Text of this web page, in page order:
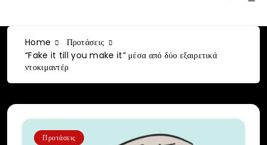
Home
Προτάσεις
“Fake it till you make it” μέσα από δύο εξαιρετικά
ντοκιμαντέρ
Προτάσεις